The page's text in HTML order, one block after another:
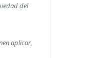
del
aplicar,